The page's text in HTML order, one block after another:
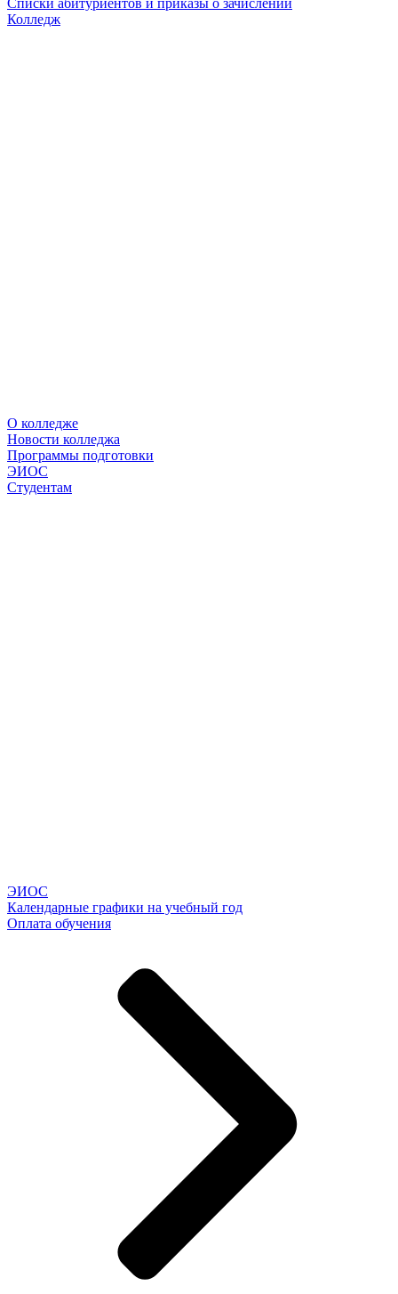
Списки абитуриентов и приказы о зачислении
Колледж
О колледже
Новости колледжа
Программы подготовки
ЭИОС
Студентам
ЭИОС
Календарные графики на учебный год
Оплата обучения